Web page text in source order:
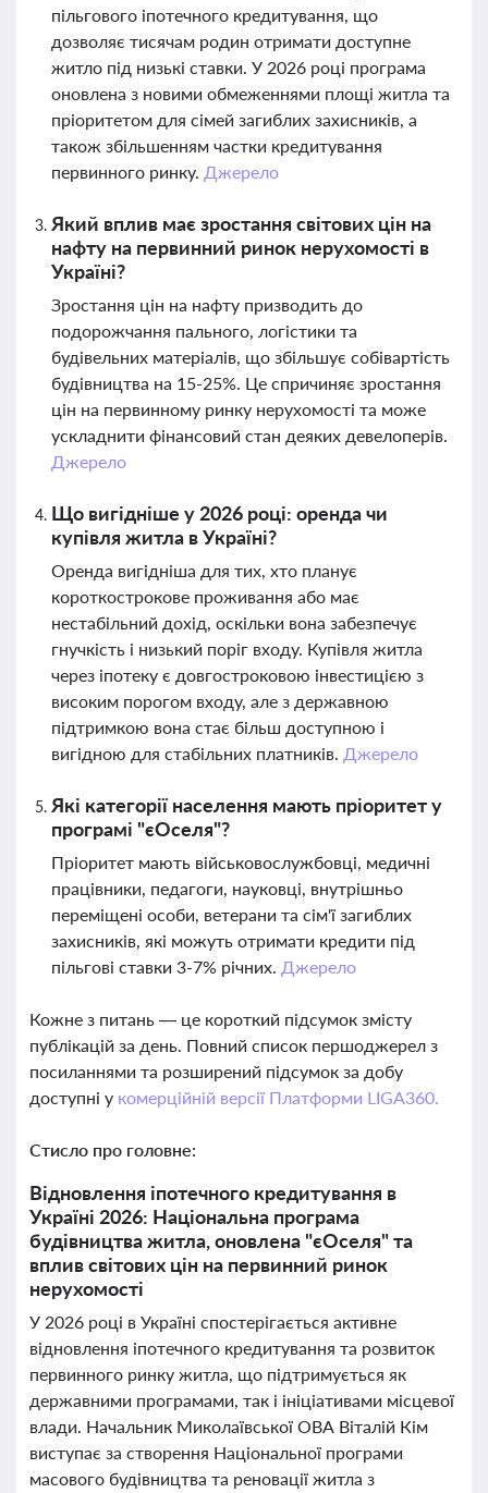
пільгового іпотечного кредитування, що
дозволяє тисячам родин отримати доступне
житло під низькі ставки. У 2026 році програма
оновлена з новими обмеженнями площі житла та
пріоритетом для сімей загиблих захисників, а
також збільшенням частки кредитування
первинного ринку. Джерело
Який вплив має зростання світових цін на
нафту на первинний ринок нерухомості в
Україні?
Зростання цін на нафту призводить до
подорожчання пального, логістики та
будівельних матеріалів, що збільшує собівартість
будівництва на 15-25%. Це спричиняє зростання
цін на первинному ринку нерухомості та може
ускладнити фінансовий стан деяких девелоперів.
Джерело
Що вигідніше у 2026 році: оренда чи
купівля житла в Україні?
Оренда вигідніша для тих, хто планує
короткострокове проживання або має
нестабільний дохід, оскільки вона забезпечує
гнучкість і низький поріг входу. Купівля житла
через іпотеку є довгостроковою інвестицією з
високим порогом входу, але з державною
підтримкою вона стає більш доступною і
вигідною для стабільних платників. Джерело
Які категорії населення мають пріоритет у
програмі "єОселя"?
Пріоритет мають військовослужбовці, медичні
працівники, педагоги, науковці, внутрішньо
переміщені особи, ветерани та сім'ї загиблих
захисників, які можуть отримати кредити під
пільгові ставки 3-7% річних. Джерело
Кожне з питань — це короткий підсумок змісту
публікацій за день. Повний список першоджерел з
посиланнями та розширений підсумок за добу
доступні у комерційній версії Платформи LIGA360.
Стисло про головне:
Відновлення іпотечного кредитування в
Україні 2026: Національна програма
будівництва житла, оновлена "єОселя" та
вплив світових цін на первинний ринок
нерухомості
У 2026 році в Україні спостерігається активне
відновлення іпотечного кредитування та розвиток
первинного ринку житла, що підтримується як
державними програмами, так і ініціативами місцевої
влади. Начальник Миколаївської ОВА Віталій Кім
виступає за створення Національної програми
масового будівництва та реновації житла з